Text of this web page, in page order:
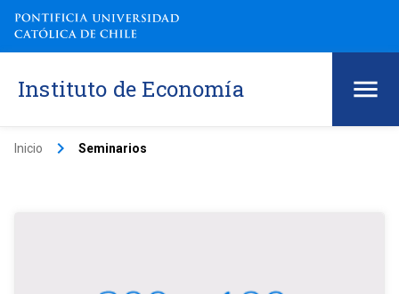
Instituto de Economía
Inicio keyboard_arrow_right Seminarios